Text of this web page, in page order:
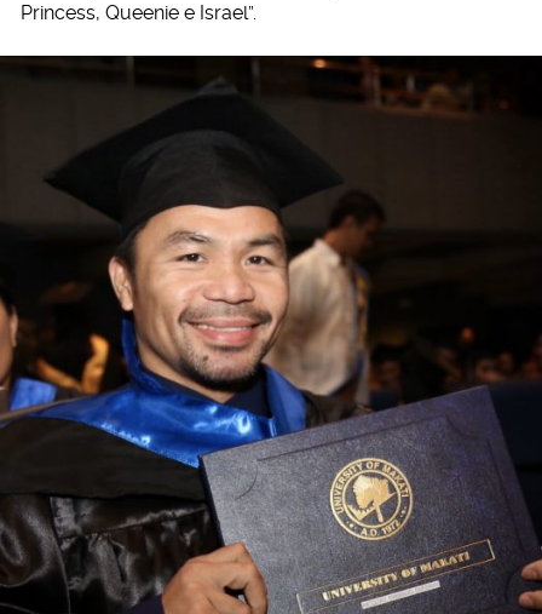
Princess, Queenie e Israel”.